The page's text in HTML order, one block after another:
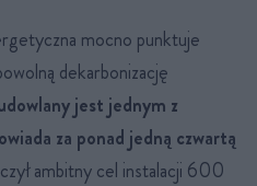
mocno punktuje
dekarbonizację
jest jednym z
za ponad jedną czwartą
ambitny cel instalacji 600